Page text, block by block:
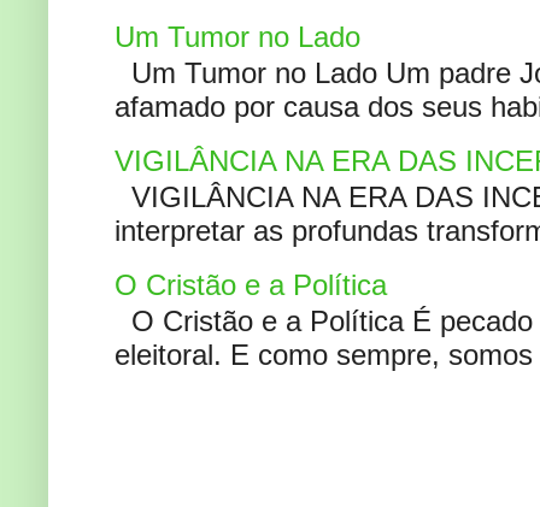
Um Tumor no Lado
Um Tumor no Lado Um padre
afamado por causa dos seus
VIGILÂNCIA NA ERA DAS
VIGILÂNCIA NA ERA DAS
interpretar as profundas
O Cristão e a Política
O Cristão e a Política É
eleitoral. E como sempre,